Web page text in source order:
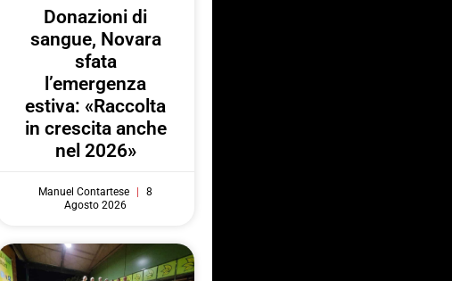
Donazioni di
sangue, Novara
sfata
l’emergenza
estiva: «Raccolta
in crescita anche
nel 2026»
Manuel Contartese
8
Agosto 2026